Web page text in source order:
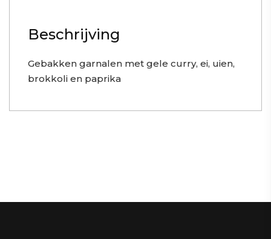
Beschrijving
Gebakken garnalen met gele curry, ei, uien,
brokkoli en paprika